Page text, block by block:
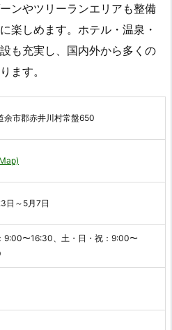
ンやツリーランエリアも整備
楽しめます。ホテル・温泉・
も充実し、国内外から多くの
ます。
余市郡赤井川村常盤650
日～5月7日
9:00〜16:30、土・日・祝：9:00〜